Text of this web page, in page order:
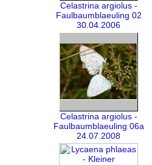
Celastrina argiolus -
Faulbaumblaeuling 02
30.04.2006
Celastrina argiolus -
Faulbaumblaeuling 06a
24.07.2008